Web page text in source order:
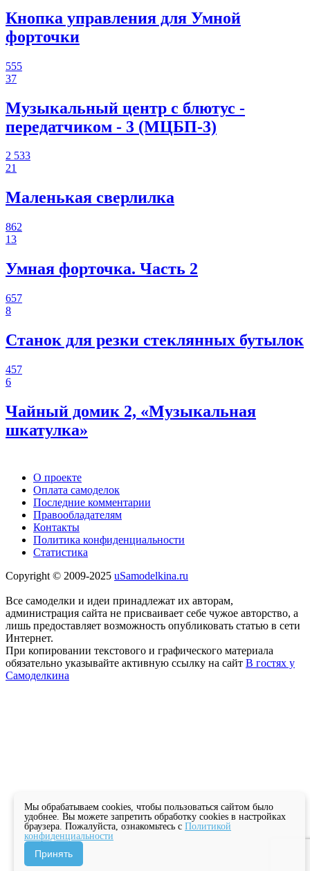
Кнопка управления для Умной
форточки
555
37
Музыкальный центр с блютус -
передатчиком - 3 (МЦБП-3)
2 533
21
Маленькая сверлилка
862
13
Умная форточка. Часть 2
657
8
Станок для резки стеклянных бутылок
457
6
Чайный домик 2, «Музыкальная
шкатулка»
О проекте
Оплата самоделок
Последние комментарии
Правообладателям
Контакты
Политика конфиденциальности
Статистика
Copyright © 2009-2025 uSamodelkina.ru
Все самоделки и идеи принадлежат их авторам,
администрация сайта не присваивает себе чужое авторство, а
лишь предоставляет возможность опубликовать статью в сети
Интернет.
При копировании текстового и графического материала
обязательно указывайте активную ссылку на сайт В гостях у
Самоделкина
Мы обрабатываем cookies, чтобы пользоваться сайтом было
удобнее. Вы можете запретить обработку cookies в настройках
браузера. Пожалуйста, ознакомьтесь с Политикой
конфиденциальности
Принять